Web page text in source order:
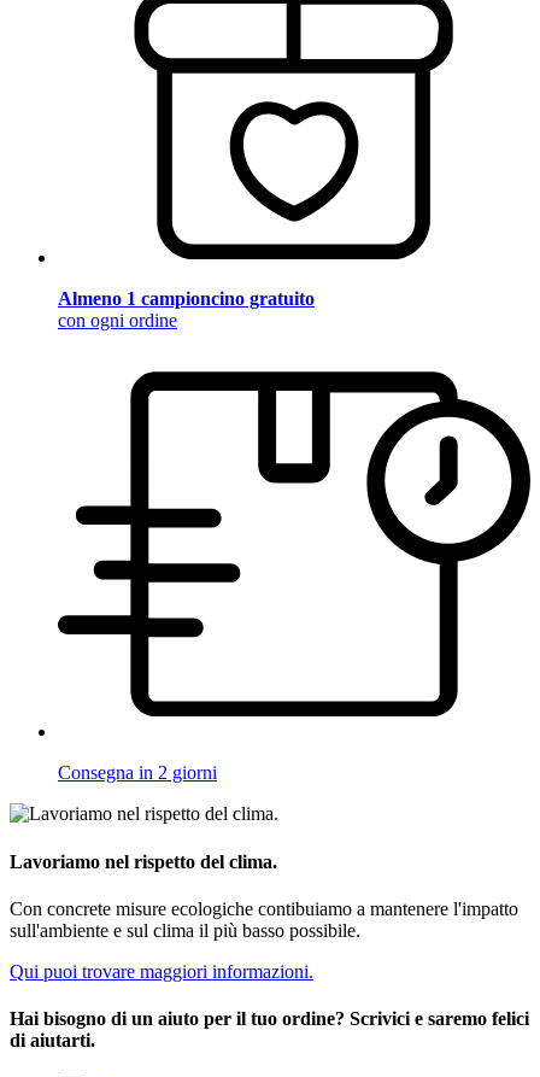
Almeno 1 campioncino gratuito
con ogni ordine
Consegna in 2 giorni
Lavoriamo nel rispetto del clima.
Con concrete misure ecologiche contibuiamo a mantenere l'impatto
sull'ambiente e sul clima il più basso possibile.
Qui puoi trovare maggiori informazioni.
Hai bisogno di un aiuto per il tuo ordine? Scrivici e saremo felici
di aiutarti.